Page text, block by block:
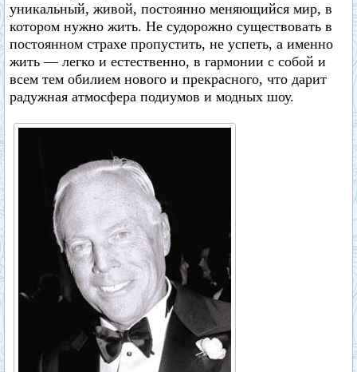
уникальный, живой, постоянно меняющийся мир, в
котором нужно жить. Не судорожно существовать в
постоянном страхе пропустить, не успеть, а именно
жить — легко и естественно, в гармонии с собой и
всем тем обилием нового и прекрасного, что дарит
радужная атмосфера подиумов и модных шоу.